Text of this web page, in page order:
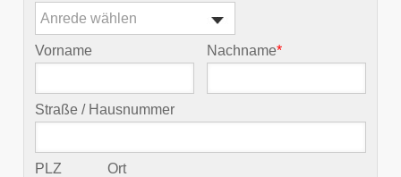
Anrede wählen
Vorname Nachname*
Straße / Hausnummer
PLZ Ort